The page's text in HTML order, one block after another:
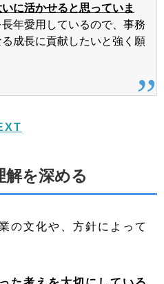
に活かせると思っていま
年愛用しているので、事務
成長に貢献したいと強く願
解を深める
の文化や、方針によって